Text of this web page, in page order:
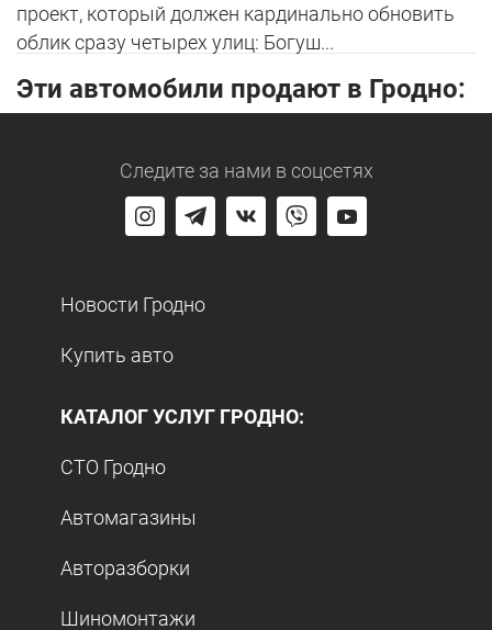
проект, который должен кардинально обновить
облик сразу четырех улиц: Богуш...
Эти автомобили продают в Гродно:
Следите за нами в соцсетях
Новости Гродно
Купить авто
КАТАЛОГ УСЛУГ ГРОДНО:
СТО Гродно
Автомагазины
Авторазборки
Шиномонтажи